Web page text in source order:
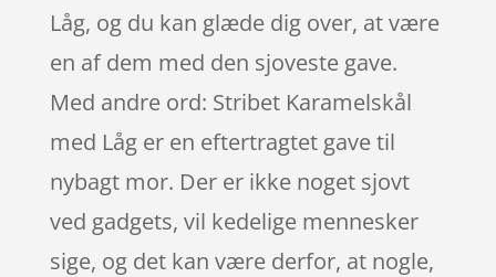
Låg, og du kan glæde dig over, at være
en af dem med den sjoveste gave.
Med andre ord: Stribet Karamelskål
med Låg er en eftertragtet gave til
nybagt mor. Der er ikke noget sjovt
ved gadgets, vil kedelige mennesker
sige, og det kan være derfor, at nogle,